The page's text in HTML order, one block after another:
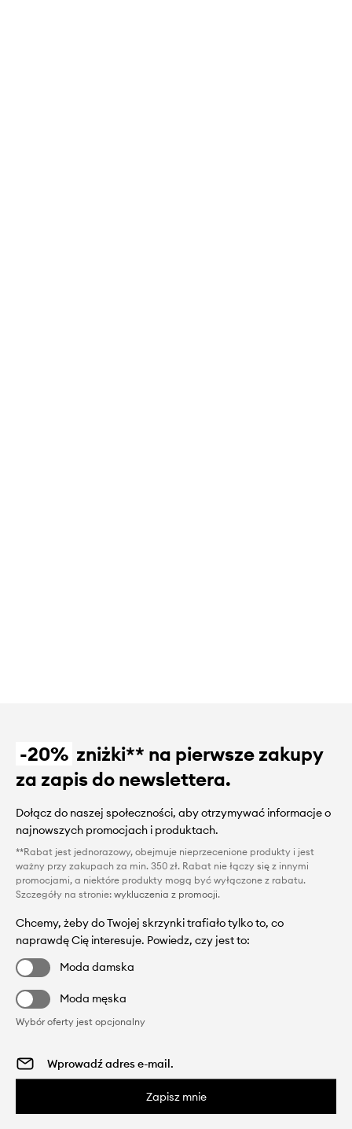
-20% zniżki** na pierwsze zakupy
za zapis do newslettera.
Dołącz do naszej społeczności, aby otrzymywać informacje o
najnowszych promocjach i produktach.
**Rabat jest jednorazowy, obejmuje nieprzecenione produkty i jest
ważny przy zakupach za min. 350 zł. Rabat nie łączy się z innymi
promocjami, a niektóre produkty mogą być wyłączone z rabatu.
Szczegóły na stronie: wykluczenia z promocji.
Chcemy, żeby do Twojej skrzynki trafiało tylko to, co
naprawdę Cię interesuje. Powiedz, czy jest to:
Moda damska
Moda męska
Wybór oferty jest opcjonalny
Zapisz mnie